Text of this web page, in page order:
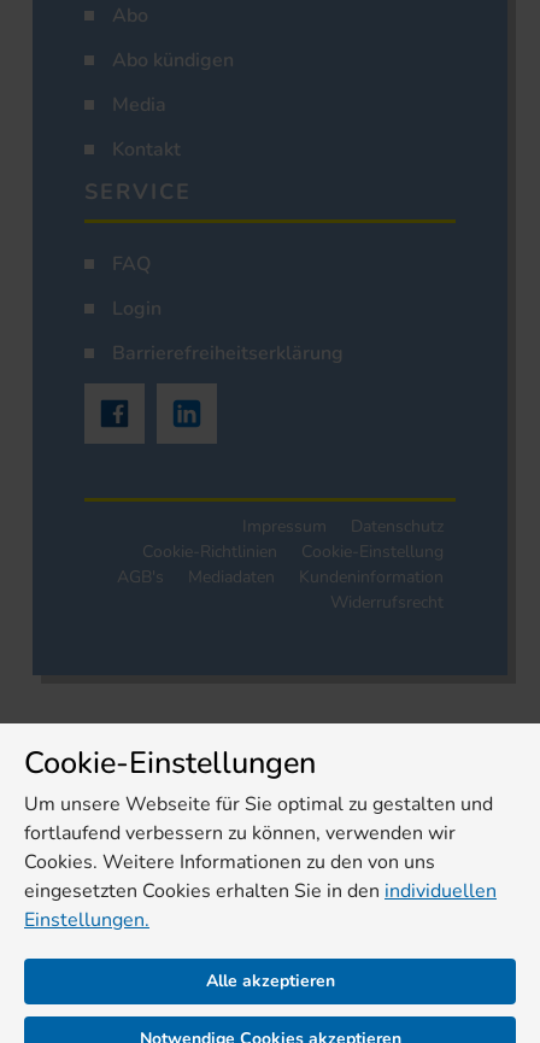
Abo
Abo kündigen
Media
Kontakt
SERVICE
FAQ
Login
Barrierefreiheitserklärung
Impressum
Datenschutz
Cookie-Richtlinien
Cookie-Einstellung
AGB's
Mediadaten
Kundeninformation
Widerrufsrecht
Cookie-Einstellungen
Um unsere Webseite für Sie optimal zu gestalten und
fortlaufend verbessern zu können, verwenden wir
Cookies. Weitere Informationen zu den von uns
eingesetzten Cookies erhalten Sie in den individuellen
Einstellungen.
Alle akzeptieren